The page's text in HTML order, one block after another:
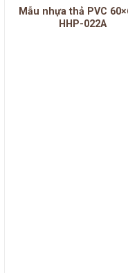
Mẫu nhựa thả PVC
HHP-022A